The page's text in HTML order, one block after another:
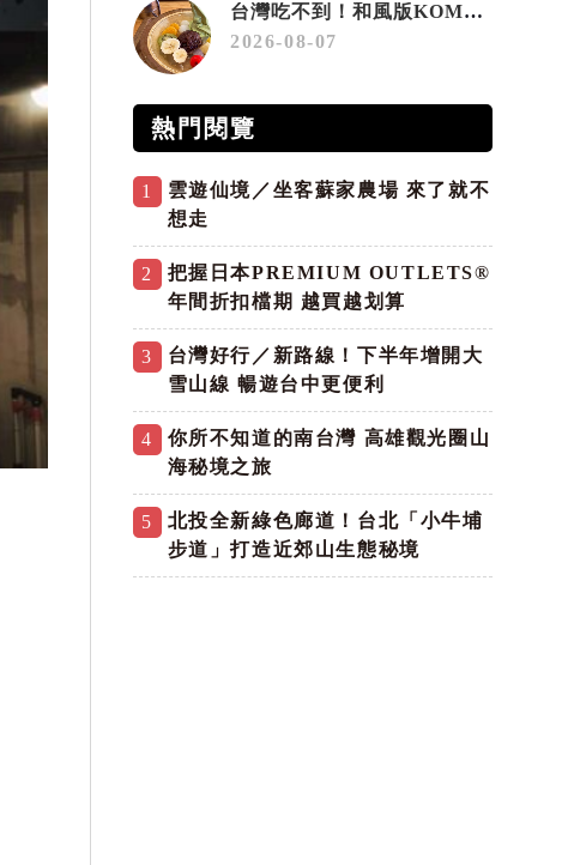
台灣吃不到！和風版KOMEDA咖啡讓你吃遍名古屋在地美食
2026-08-07
熱門閱覽
1
雲遊仙境／坐客蘇家農場 來了就不
想走
2
把握日本PREMIUM OUTLETS®
年間折扣檔期 越買越划算
3
台灣好行／新路線！下半年增開大
雪山線 暢遊台中更便利
4
你所不知道的南台灣 高雄觀光圈山
海秘境之旅
5
北投全新綠色廊道！台北「小牛埔
步道」打造近郊山生態秘境